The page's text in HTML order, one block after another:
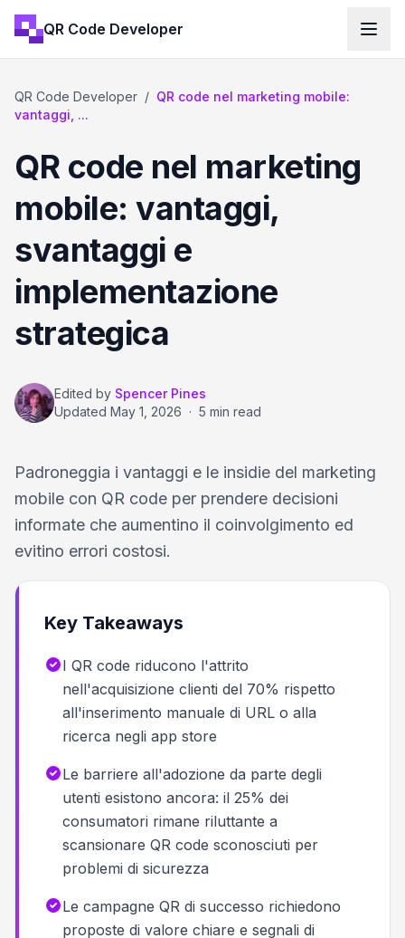
QR Code Developer
QR Code Developer / QR code nel marketing mobile:
vantaggi, ...
QR code nel marketing
mobile: vantaggi,
svantaggi e
implementazione
strategica
Edited by Spencer Pines
Updated May 1, 2026 · 5 min read
Padroneggia i vantaggi e le insidie del marketing
mobile con QR code per prendere decisioni
informate che aumentino il coinvolgimento ed
evitino errori costosi.
Key Takeaways
I QR code riducono l'attrito
nell'acquisizione clienti del 70% rispetto
all'inserimento manuale di URL o alla
ricerca negli app store
Le barriere all'adozione da parte degli
utenti esistono ancora: il 25% dei
consumatori rimane riluttante a
scansionare QR code sconosciuti per
problemi di sicurezza
Le campagne QR di successo richiedono
proposte di valore chiare e segnali di